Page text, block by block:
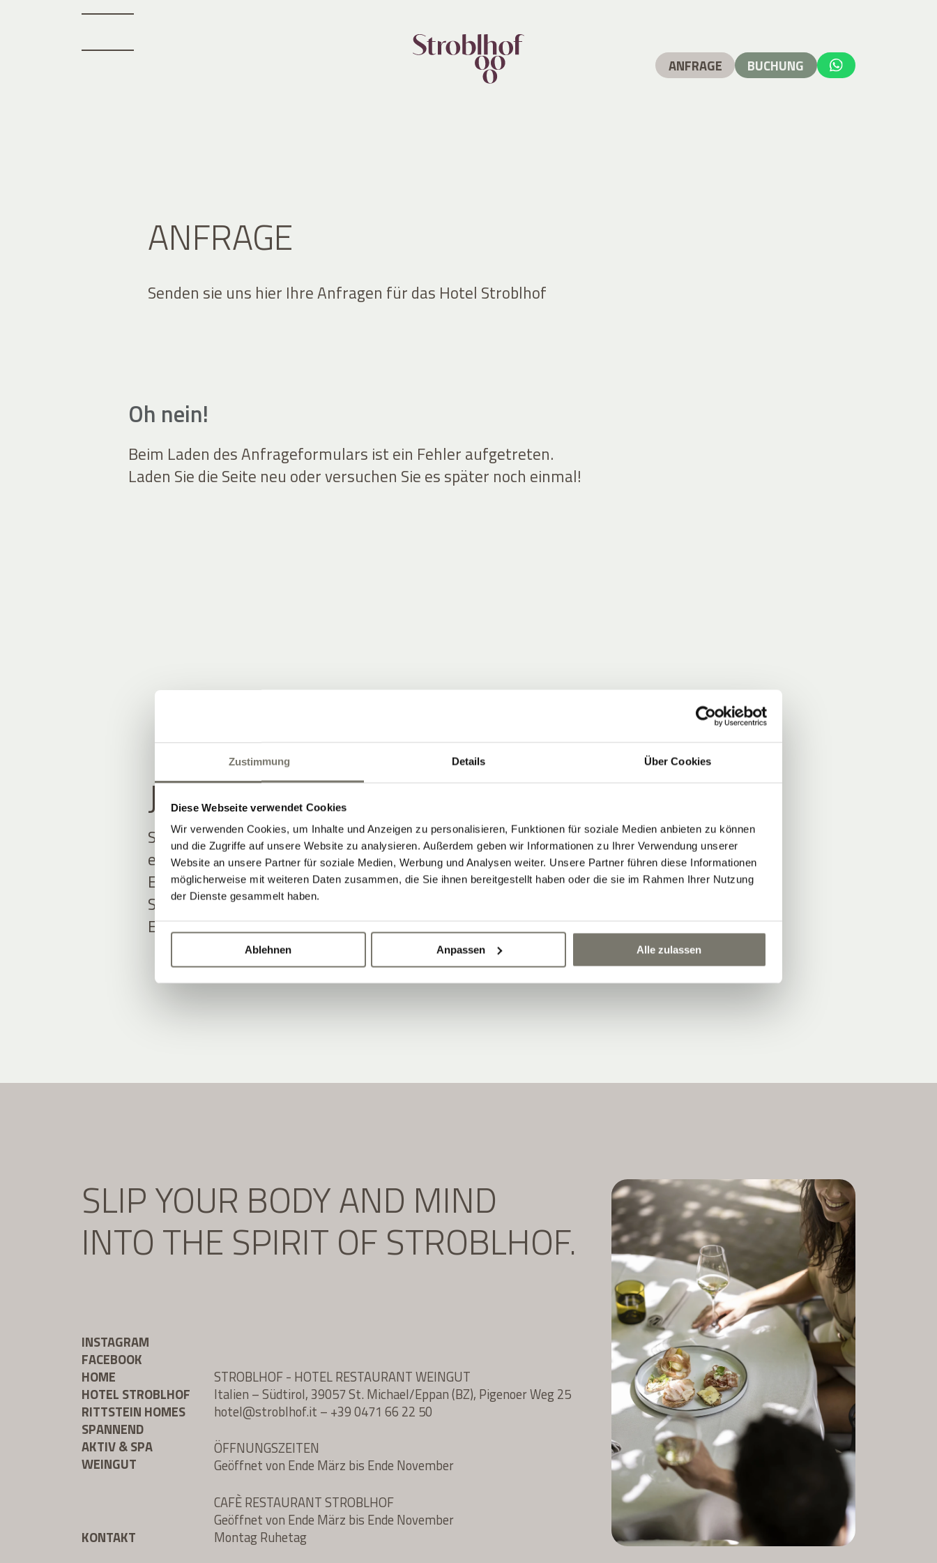
Zustimmung Details Über Cookies
Diese Webseite verwendet Cookies
Wir verwenden Cookies, um Inhalte und Anzeigen zu personalisieren, Funktionen für soziale Medien anbieten zu können
und die Zugriffe auf unsere Website zu analysieren. Außerdem geben wir Informationen zu Ihrer Verwendung unserer
Website an unsere Partner für soziale Medien, Werbung und Analysen weiter. Unsere Partner führen diese Informationen
möglicherweise mit weiteren Daten zusammen, die Sie ihnen bereitgestellt haben oder die sie im Rahmen Ihrer Nutzung
der Dienste gesammelt haben.
Ablehnen Anpassen Alle zulassen
ANFRAGE
Senden sie uns hier Ihre Anfragen für das Hotel Stroblhof
Oh nein!
Beim Laden des Anfrageformulars ist ein Fehler aufgetreten.
Laden Sie die Seite neu oder versuchen Sie es später noch einmal!
JOIN THE COMMUNITY
Seien Sie unter den Ersten, die Neuigkeiten vom Stroblhof
erfahren.
Exklusive Angebote und Aktuelles aus unserem Weinhotel in
Südtirol erwarten Sie.
Einfach ausfüllen und Newsletter abonnieren:
SLIP YOUR BODY AND MIND
INTO THE SPIRIT OF STROBLHOF.
INSTAGRAM
FACEBOOK
HOME
HOTEL STROBLHOF
RITTSTEIN HOMES
SPANNEND
AKTIV & SPA
WEINGUT
KONTAKT
STROBLHOF - HOTEL RESTAURANT WEINGUT
Italien – Südtirol, 39057 St. Michael/Eppan (BZ), Pigenoer Weg 25
hotel@stroblhof.it – +39 0471 66 22 50
ÖFFNUNGSZEITEN
Geöffnet von Ende März bis Ende November
CAFÈ RESTAURANT STROBLHOF
Geöffnet von Ende März bis Ende November
Montag Ruhetag
ANFRAGE BUCHUNG